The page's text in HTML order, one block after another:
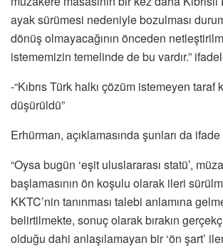
ayak sürümesi nedeniyle bozulması
dönüş olmayacağının önceden
istememizin temelinde de bu vardır.”
-“Kıbrıs Türk halkı çözüm istemeyen taraf
düşürüldü”
Erhürman, açıklamasında şunları da ifade
“Oysa bugün ‘eşit uluslararası statü’,
başlamasının ön koşulu olarak ileri
KKTC’nin tanınması talebi anlamına
belirtilmekte, sonuç olarak bırakın
olduğu dahi anlaşılamayan bir ‘ön şart’